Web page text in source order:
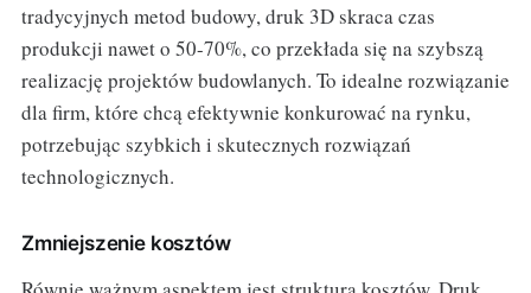
tradycyjnych metod budowy, druk 3D skraca czas
produkcji nawet o 50-70%, co przekłada się na szybszą
realizację projektów budowlanych. To idealne rozwiązanie
dla firm, które chcą efektywnie konkurować na rynku,
potrzebując szybkich i skutecznych rozwiązań
technologicznych.
Zmniejszenie kosztów